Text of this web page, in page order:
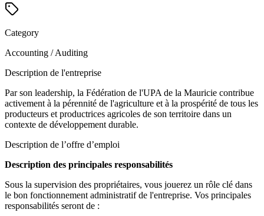
Category
Accounting / Auditing
Description de l'entreprise
Par son leadership, la Fédération de l'UPA de la Mauricie contribue
activement à la pérennité de l'agriculture et à la prospérité de tous les
producteurs et productrices agricoles de son territoire dans un
contexte de développement durable.
Description de l’offre d’emploi
Description des principales responsabilités
Sous la supervision des propriétaires, vous jouerez un rôle clé dans
le bon fonctionnement administratif de l'entreprise. Vos principales
responsabilités seront de :